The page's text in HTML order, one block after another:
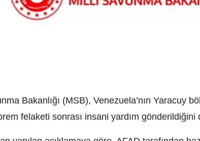
Bakanlığı (MSB), Venezuela’nın Yaracuy
felaketi sonrası insani yardım gönderildiğini